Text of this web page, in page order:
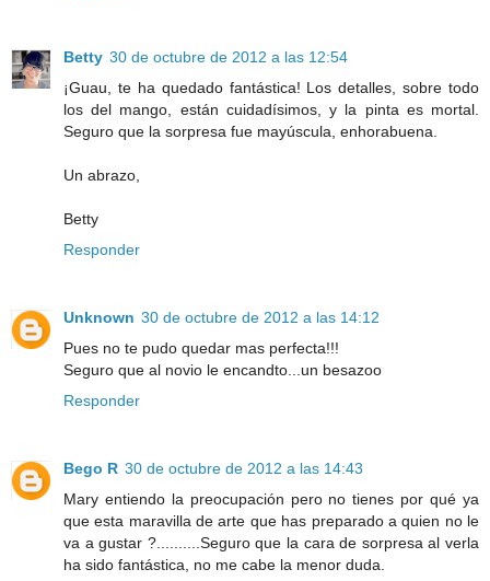
Betty 30 de octubre de 2012 a las 12:54
¡Guau, te ha quedado fantástica! Los detalles, sobre todo
los del mango, están cuidadísimos, y la pinta es mortal.
Seguro que la sorpresa fue mayúscula, enhorabuena.
Un abrazo,
Betty
Responder
Unknown 30 de octubre de 2012 a las 14:12
Pues no te pudo quedar mas perfecta!!!
Seguro que al novio le encandto...un besazoo
Responder
Bego R 30 de octubre de 2012 a las 14:43
Mary entiendo la preocupación pero no tienes por qué ya
que esta maravilla de arte que has preparado a quien no le
va a gustar ?..........Seguro que la cara de sorpresa al verla
ha sido fantástica, no me cabe la menor duda.